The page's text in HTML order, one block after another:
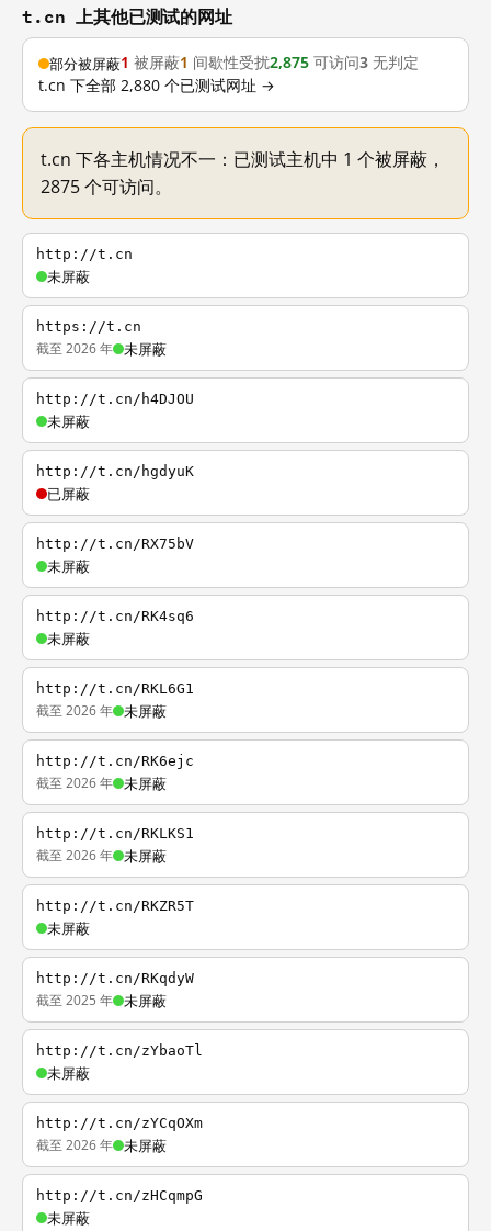
t.cn 上其他已测试的网址
部分被屏蔽1 被屏蔽1 间歇性受扰2,875 可访问3 无判定
t.cn 下全部 2,880 个已测试网址 →
t.cn 下各主机情况不一：已测试主机中 1 个被屏蔽，
2875 个可访问。
http://t.cn
未屏蔽
https://t.cn
截至 2026 年 未屏蔽
http://t.cn/h4DJOU
未屏蔽
http://t.cn/hgdyuK
已屏蔽
http://t.cn/RX75bV
未屏蔽
http://t.cn/RK4sq6
未屏蔽
http://t.cn/RKL6G1
截至 2026 年 未屏蔽
http://t.cn/RK6ejc
截至 2026 年 未屏蔽
http://t.cn/RKLKS1
截至 2026 年 未屏蔽
http://t.cn/RKZR5T
未屏蔽
http://t.cn/RKqdyW
截至 2025 年 未屏蔽
http://t.cn/zYbaoTl
未屏蔽
http://t.cn/zYCqOXm
截至 2026 年 未屏蔽
http://t.cn/zHCqmpG
未屏蔽